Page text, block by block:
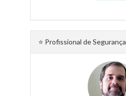
⭐ Profissional de Segurança